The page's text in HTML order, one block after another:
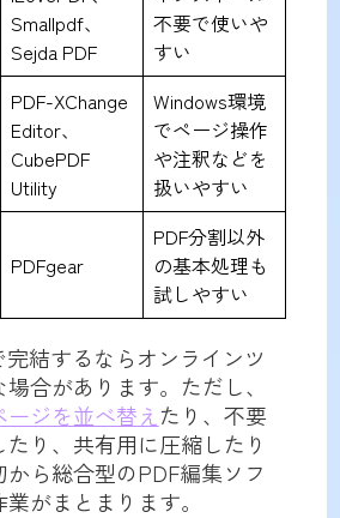
Smallpdf、
Sejda PDF
不要で使いや
すい
PDF-XChange
Editor、
CubePDF
Utility
Windows環境
でページ操作
や注釈などを
扱いやすい
PDFgear
PDF分割以外
の基本処理も
試しやすい
結するならオンラインツ
合があります。ただし、
ージを並べ替え たり、不要
り、共有用に圧縮したり
ら総合型のPDF編集ソフ
がまとまります。